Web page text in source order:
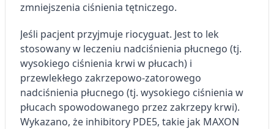
zmniejszenia ciśnienia tętniczego.
Jeśli pacjent przyjmuje riocyguat. Jest to lek
stosowany w leczeniu nadciśnienia płucnego (tj.
wysokiego ciśnienia krwi w płucach) i
przewlekłego zakrzepowo-zatorowego
nadciśnienia płucnego (tj. wysokiego ciśnienia w
płucach spowodowanego przez zakrzepy krwi).
Wykazano, że inhibitory PDE5, takie jak MAXON